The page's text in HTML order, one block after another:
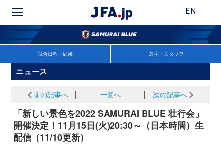
EN
試合日程・結果 選手・スタッフ
ニュース
前の記事へ 一覧へ 次の記事へ
「新しい景色を2022 SAMURAI BLUE 壮行会」
開催決定！11月15日(火)20:30～（日本時間）生
配信（11/10更新）